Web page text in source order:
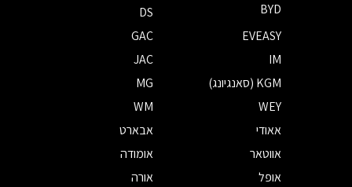
BYD
DS
EVEASY
GAC
IM
JAC
KGM (סאנגיונג)
MG
WEY
WM
אאודי
אבארט
אווטאר
אומודה
אופל
אורה